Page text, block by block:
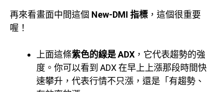
再來看畫面中間這個 New-DMI 指標 ，這個很重要
喔！
上面這條紫色的線是 ADX ，它代表趨勢的強
度。你可以看到 ADX 在早上上漲那段時間快
速攀升，代表行情不只漲，還是「有趨勢、